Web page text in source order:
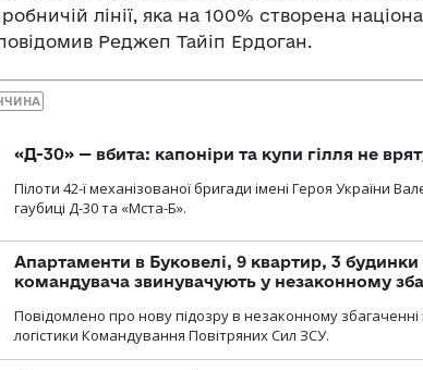
лінії, яка на 100% створена
Реджеп Тайіп Ердоган.
«Д-30» — вбита: капоніри та купи гілля не
Пілоти 42-ї механізованої бригади імені Героя України
гаубиці Д-30 та «Мста-Б».
Апартаменти в Буковелі, 9 квартир, 3
командувача звинувачують у незаконному
Повідомлено про нову підозру в незаконному
логістики Командування Повітряних Сил ЗСУ.